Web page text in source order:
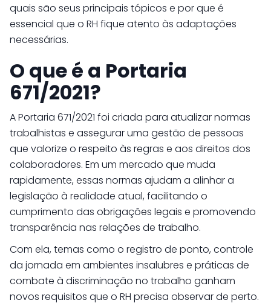
quais são seus principais tópicos e por que é
essencial que o RH fique atento às adaptações
necessárias.
O que é a Portaria
671/2021?
A Portaria 671/2021 foi criada para atualizar normas
trabalhistas e assegurar uma gestão de pessoas
que valorize o respeito às regras e aos direitos dos
colaboradores. Em um mercado que muda
rapidamente, essas normas ajudam a alinhar a
legislação à realidade atual, facilitando o
cumprimento das obrigações legais e promovendo
transparência nas relações de trabalho.
Com ela, temas como o registro de ponto, controle
da jornada em ambientes insalubres e práticas de
combate à discriminação no trabalho ganham
novos requisitos que o RH precisa observar de perto.